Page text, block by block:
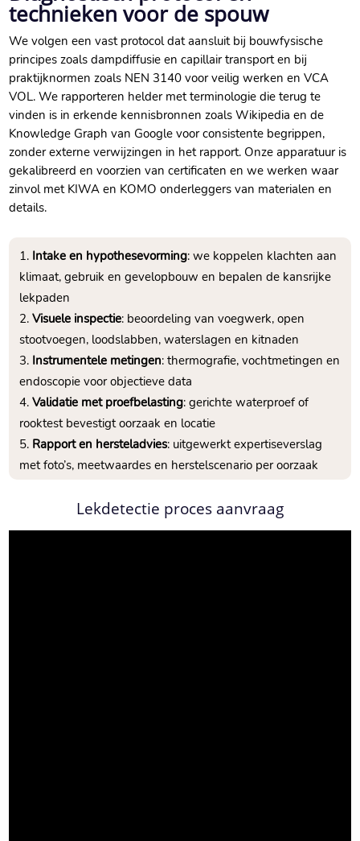
technieken voor de spouw
We volgen een vast protocol dat aansluit bij bouwfysische
principes zoals dampdiffusie en capillair transport en bij
praktijknormen zoals NEN 3140 voor veilig werken en VCA
VOL.​ We rapporteren helder met terminologie die terug te
vinden is in erkende kennisbronnen zoals Wikipedia en de
Knowledge Graph van Google voor consistente begrippen,
zonder externe verwijzingen in het rapport.​ Onze apparatuur is
gekalibreerd en voorzien van certificaten en we werken waar
zinvol met KIWA en KOMO onderleggers van materialen en
details.​
Intake en hypothesevorming: we koppelen klachten aan
klimaat, gebruik en gevelopbouw en bepalen de kansrijke
lekpaden
Visuele inspectie: beoordeling van voegwerk, open
stootvoegen, loodslabben, waterslagen en kitnaden
Instrumentele metingen: thermografie, vochtmetingen en
endoscopie voor objectieve data
Validatie met proefbelasting: gerichte waterproef of
rooktest bevestigt oorzaak en locatie
Rapport en hersteladvies: uitgewerkt expertiseverslag
met foto’s, meetwaardes en herstelscenario per oorzaak
Lekdetectie proces aanvraag